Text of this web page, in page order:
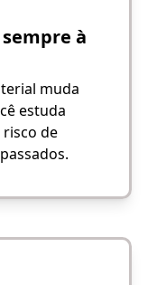
à
muda
estuda
de